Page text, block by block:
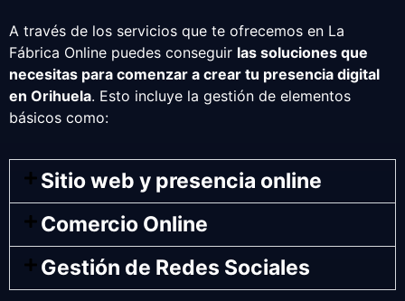
A través de los servicios que te ofrecemos en La
Fábrica Online puedes conseguir las soluciones que
necesitas para comenzar a crear tu presencia digital
en Orihuela. Esto incluye la gestión de elementos
básicos como:
Sitio web y presencia online
Comercio Online
Gestión de Redes Sociales